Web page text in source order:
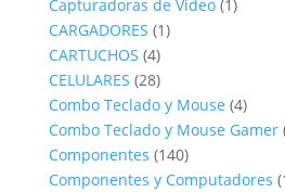
productos
Capturadoras de Video 11
CARGADORES 11
CARTUCHOS 44
productos
CELULARES 2828
productos
Combo Teclado y Mouse 44
Combo Teclado y Mouse Gamer
Componentes 140140
productos
Componentes y Computadores